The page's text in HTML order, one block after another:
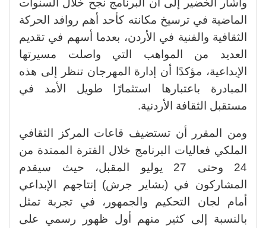
الماضية في ترسيخ مكانته كأحد أهم روافد الحركة
الثقافية والفنية في الأردن، بعدما أسهم في تقديم
العديد من المواهب التي واصلت مسيرتها
الإبداعية، مؤكدًا أن إدارة المهرجان تنظر إلى هذه
المبادرة باعتبارها استثمارًا طويل الأمد في
مستقبل الثقافة الأردنية.
ومن المقرر أن تستضيف قاعات المركز الثقافي
الملكي فعاليات البرنامج خلال الفترة الممتدة من
24 وحتى 27 يوليو المقبل، حيث سيقدم
المشاركون في (بشاير جرش) إنتاجهم الإبداعي
أمام لجان التحكيم والجمهور، في تجربة تمثل
بالنسبة إلى كثير منهم أول ظهور رسمي على